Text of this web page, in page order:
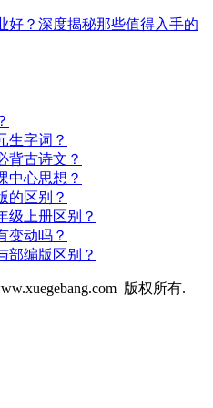
好？深度揭秘那些值得入手的
生字词？
背古诗文？
中心思想？
的区别？
级上册区别？
变动吗？
部编版区别？
版权所有.